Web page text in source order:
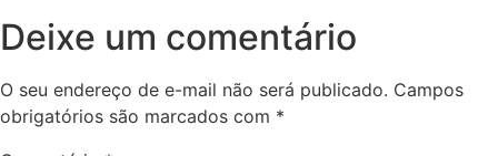
Deixe um comentário
O seu endereço de e-mail não será publicado. Campos
obrigatórios são marcados com *